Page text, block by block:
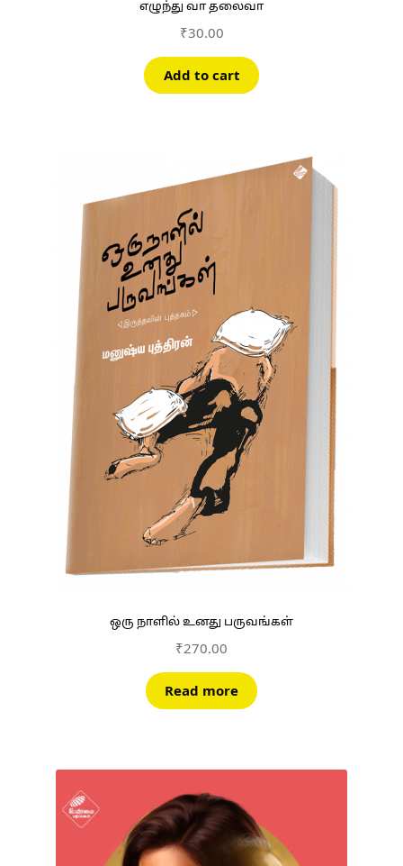
எழுந்து வா தலைவா
₹30.00
Add to cart
ஒரு நாளில் உனது பருவங்கள்
₹270.00
Read more